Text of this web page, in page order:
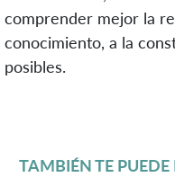
comprender mejor la
conocimiento, a la
posibles.
TAMBIÉN TE PUEDE